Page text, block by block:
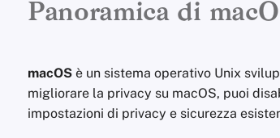
Panoramica di
macOS è un sistema operativo Unix
migliorare la privacy su macOS, puoi
impostazioni di privacy e sicurezza